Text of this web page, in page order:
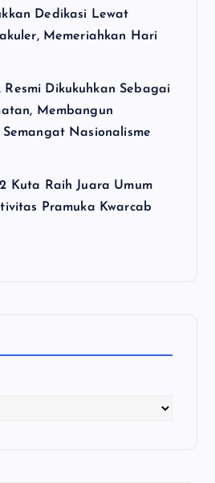
Dedikasi Lewat
Memeriahkan Hari
Resmi Dikukuhkan Sebagai
Membangun
Nasionalisme
Kuta Raih Juara Umum
Pramuka Kwarcab